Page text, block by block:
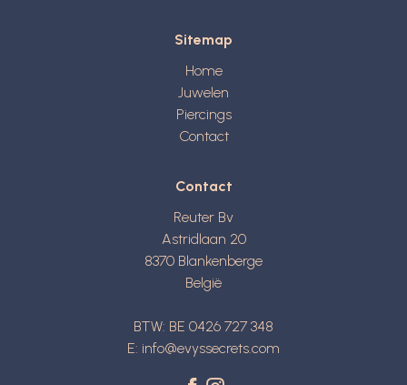
Sitemap
Home
Juwelen
Piercings
Contact
Contact
Reuter Bv
Astridlaan 20
8370 Blankenberge
België
BTW: BE 0426 727 348
E: info@evyssecrets.com